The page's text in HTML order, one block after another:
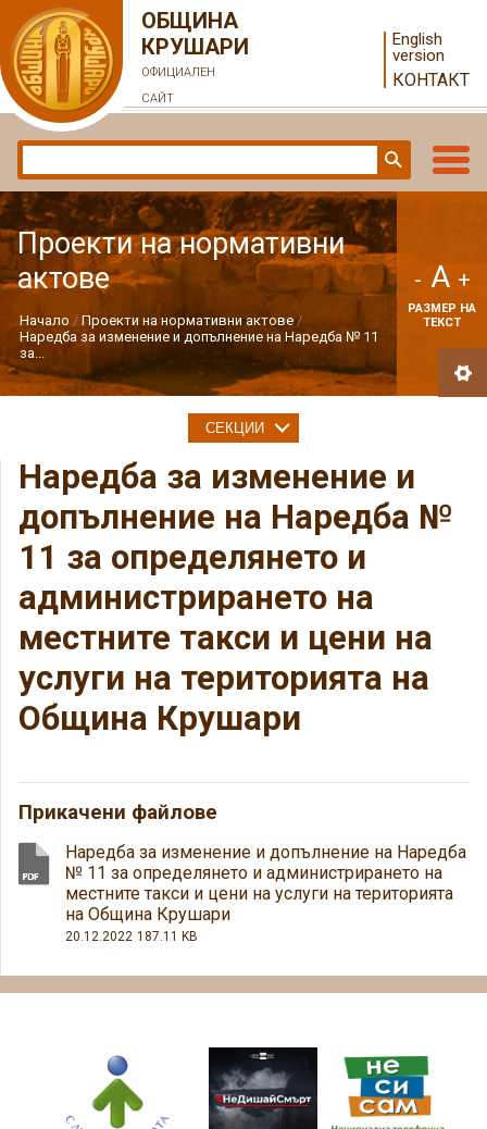
ОБЩИНА
КРУШАРИ
ОФИЦИАЛЕН
САЙТ
English
version
КОНТАКТ
Проекти на нормативни
актове
Начало
Проекти на нормативни актове
Наредба за изменение и допълнение на Наредба № 11
за...
- A +
РАЗМЕР НА
ТЕКСТ
Наредба за изменение и
допълнение на Наредба №
11 за определянето и
администрирането на
местните такси и цени на
услуги на територията на
Община Крушари
Прикачени файлове
Наредба за изменение и допълнение на Наредба
№ 11 за определянето и администрирането на
местните такси и цени на услуги на територията
на Община Крушари
20.12.2022 187.11 KB
СЕКЦИИ